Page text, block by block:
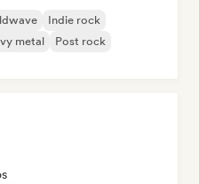
Indie rock
metal
Post rock